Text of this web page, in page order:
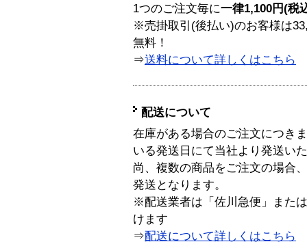
1つのご注文毎に一律1,100円(税
※売掛取引(後払い)のお客様は
無料！
⇒送料について詳しくはこちら
配送について
在庫がある場合のご注文につき
いる発送日にて当社より発送い
尚、複数の商品をご注文の場合
発送となります。
※配送業者は「佐川急便」また
けます
⇒配送について詳しくはこちら